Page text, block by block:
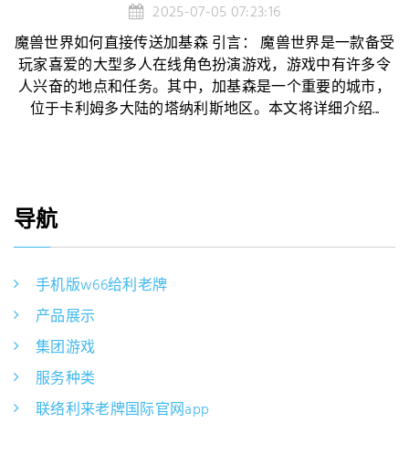
2025-07-05 07:23:16
魔兽世界如何直接传送加基森 引言： 魔兽世界是一款备受
玩家喜爱的大型多人在线角色扮演游戏，游戏中有许多令
人兴奋的地点和任务。其中，加基森是一个重要的城市，
位于卡利姆多大陆的塔纳利斯地区。本文将详细介绍...
导航
手机版w66给利老牌
产品展示
集团游戏
服务种类
联络利来老牌国际官网app